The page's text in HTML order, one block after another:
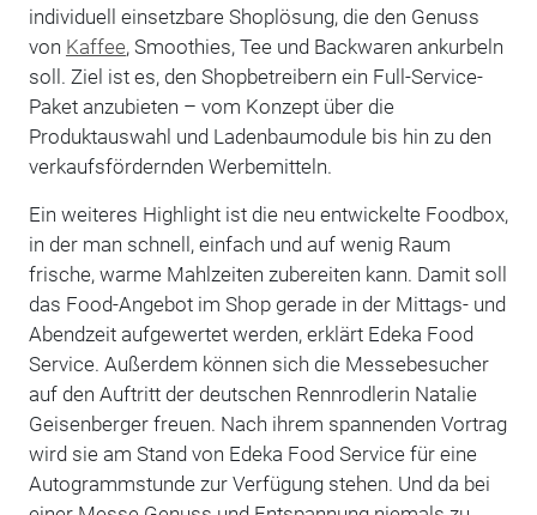
individuell einsetzbare Shoplösung, die den Genuss
von Kaffee, Smoothies, Tee und Backwaren ankurbeln
soll. Ziel ist es, den Shopbetreibern ein Full-Service-
Paket anzubieten – vom Konzept über die
Produktauswahl und Ladenbaumodule bis hin zu den
verkaufsfördernden Werbemitteln.
Ein weiteres Highlight ist die neu entwickelte Foodbox,
in der man schnell, einfach und auf wenig Raum
frische, warme Mahlzeiten zubereiten kann. Damit soll
das Food-Angebot im Shop gerade in der Mittags- und
Abendzeit aufgewertet werden, erklärt Edeka Food
Service. Außerdem können sich die Messebesucher
auf den Auftritt der deutschen Rennrodlerin Natalie
Geisenberger freuen. Nach ihrem spannenden Vortrag
wird sie am Stand von Edeka Food Service für eine
Autogrammstunde zur Verfügung stehen. Und da bei